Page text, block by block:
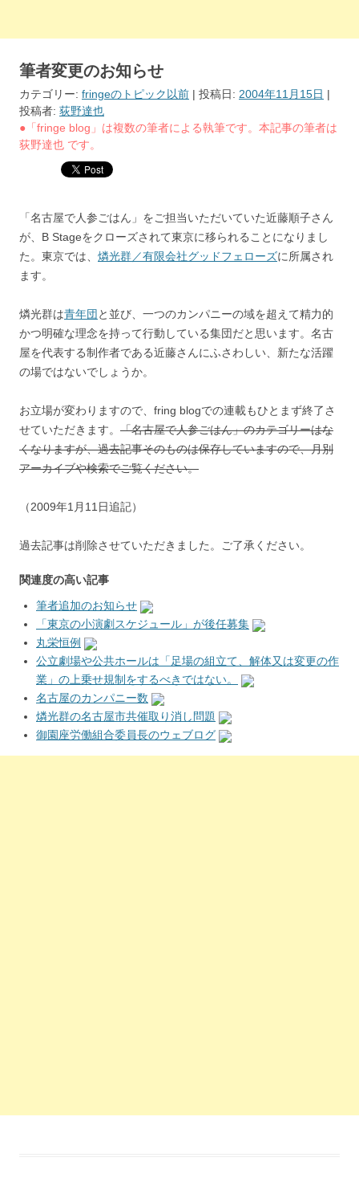
筆者変更のお知らせ
カテゴリー: fringeのトピック以前 | 投稿日: 2004年11月15日 |
投稿者: 荻野達也
●「fringe blog」は複数の筆者による執筆です。本記事の筆者は
荻野達也 です。
「名古屋で人参ごはん」をご担当いただいていた近藤順子さん
が、B Stageをクローズされて東京に移られることになりまし
た。東京では、 燐光群／有限会社グッドフェローズに所属され
ます。
燐光群は青年団 と並び、一つのカンパニーの域を超えて精力的
かつ明確な理念を持って行動している集団だと思います。名古
屋を代表する制作者である近藤さんにふさわしい、新たな活躍
の場ではないでしょうか。
お立場が変わりますので、fring blogでの連載もひとまず終了さ
せていただきます。 「名古屋で人参ごはん」のカテゴリーはな
くなりますが、過去記事そのものは保存していますので、月別
アーカイブや検索でご覧ください。
（2009年1月11日追記）
過去記事は削除させていただきました。ご了承ください。
関連度の高い記事
筆者追加のお知らせ
「東京の小演劇スケジュール」が後任募集
丸栄恒例
公立劇場や公共ホールは「足場の組立て、解体又は変更の作
業」の上乗せ規制をするべきではない。
名古屋のカンパニー数
燐光群の名古屋市共催取り消し問題
御園座労働組合委員長のウェブログ